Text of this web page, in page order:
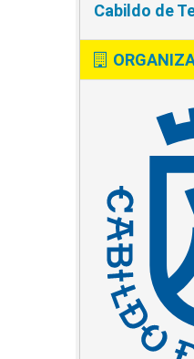
Cabildo de